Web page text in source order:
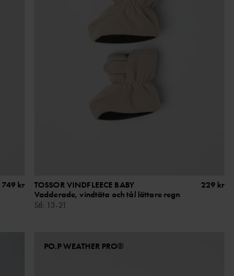
749 kr
TOSSOR VINDFLEECE BABY
Vadderade, vindtäta och tål lättare regn
Stl: 13-21
229 kr
PO.P WEATHER PRO®